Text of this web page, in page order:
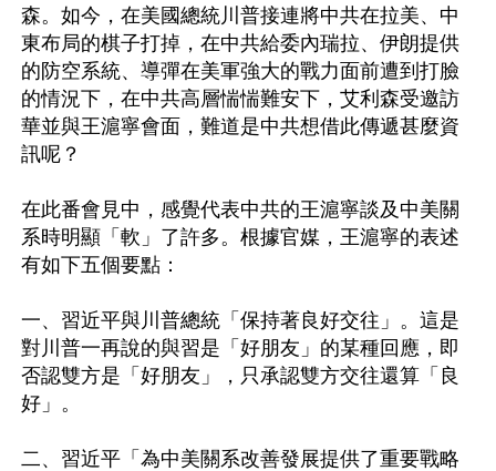
森。如今，在美國總統川普接連將中共在拉美、中
東布局的棋子打掉，在中共給委內瑞拉、伊朗提供
的防空系統、導彈在美軍強大的戰力面前遭到打臉
的情況下，在中共高層惴惴難安下，艾利森受邀訪
華並與王滬寧會面，難道是中共想借此傳遞甚麼資
訊呢？
在此番會見中，感覺代表中共的王滬寧談及中美關
系時明顯「軟」了許多。根據官媒，王滬寧的表述
有如下五個要點：
一、習近平與川普總統「保持著良好交往」。這是
對川普一再說的與習是「好朋友」的某種回應，即
否認雙方是「好朋友」，只承認雙方交往還算「良
好」。
二、習近平「為中美關系改善發展提供了重要戰略